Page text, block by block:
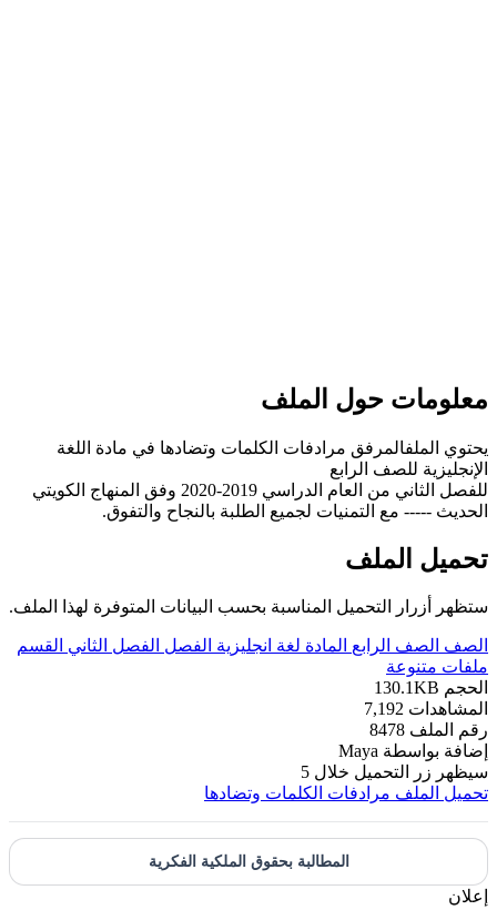
معلومات حول الملف
يحتوي الملفالمرفق مرادفات الكلمات وتضادها في مادة اللغة
الإنجليزية للصف الرابع
للفصل الثاني من العام الدراسي 2019-2020 وفق المنهاج الكويتي
الحديث ----- مع التمنيات لجميع الطلبة بالنجاح والتفوق.
تحميل الملف
ستظهر أزرار التحميل المناسبة بحسب البيانات المتوفرة لهذا الملف.
الصف الصف الرابع المادة لغة انجليزية الفصل الفصل الثاني
القسم
ملفات متنوعة
الحجم 130.1KB
المشاهدات 7,192
رقم الملف 8478
إضافة بواسطة Maya
سيظهر زر التحميل خلال 5
تحميل الملف مرادفات الكلمات وتضادها
المطالبة بحقوق الملكية الفكرية
إعلان